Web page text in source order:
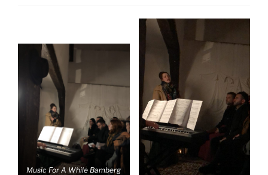
Music For A While Bamberg